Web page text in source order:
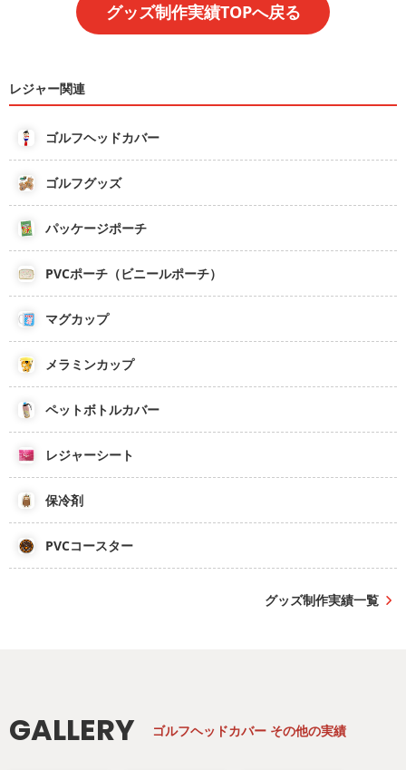
グッズ制作実績TOPへ戻る
レジャー関連
ゴルフヘッドカバー
ゴルフグッズ
パッケージポーチ
PVCポーチ（ビニールポーチ）
マグカップ
メラミンカップ
ペットボトルカバー
レジャーシート
保冷剤
PVCコースター
グッズ制作実績一覧
GALLERY ゴルフヘッドカバー その他の実績